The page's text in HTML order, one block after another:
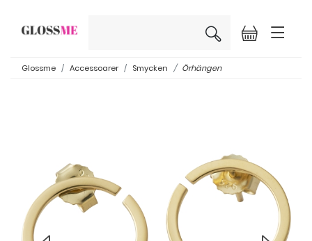
×
Glossme Accessoarer Smycken Örhängen